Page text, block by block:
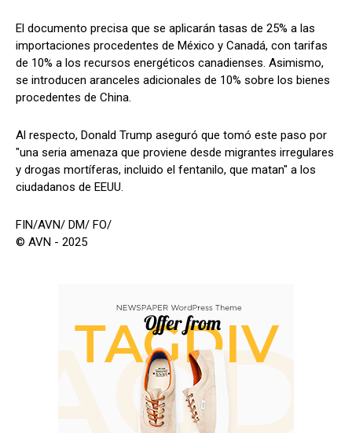
El documento precisa que se aplicarán tasas de 25% a las
importaciones procedentes de México y Canadá, con tarifas
de 10% a los recursos energéticos canadienses. Asimismo,
se introducen aranceles adicionales de 10% sobre los bienes
procedentes de China.
Al respecto, Donald Trump aseguró que tomó este paso por
"una seria amenaza que proviene desde migrantes irregulares
y drogas mortíferas, incluido el fentanilo, que matan" a los
ciudadanos de EEUU.
FIN/AVN/ DM/ FO/
© AVN - 2025